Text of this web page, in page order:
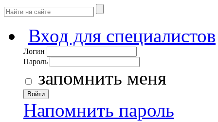
Вход для специалистов
Логин
Пароль
запомнить меня
Войти
Напомнить пароль